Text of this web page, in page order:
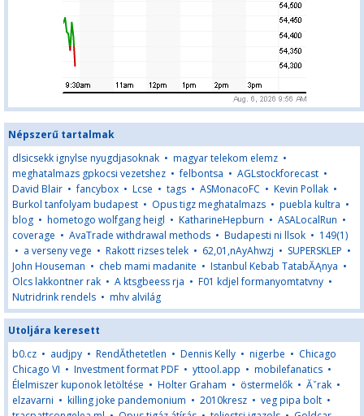
Népszerű tartalmak
dlsicsekk ignylse nyugdjasoknak • magyar telekom elemz •
meghatalmazs gpkocsi vezetshez •felbontsa • AGLstockforecast •
David Blair •fancybox • Lcse • tags • ASMonacoFC • Kevin Pollak •
Burkol tanfolyam budapest • Opus tigz meghatalmazs • puebla kultra •
blog • hometogo wolfgang heigl • KatharineHepburn • ASALocalRun •
coverage • AvaTrade withdrawal methods • Budapesti ni llsok • 149(1)
• a verseny vege • Rakott rizses telek • 62,01,nAyAhwzj • SUPERSKLEP •
John Houseman • cheb mami madanite • Istanbul Kebab TatabĂĄnya •
Olcs lakkontner rak • A ktsgbeess rja • F01 kdjel formanyomtatvny •
Nutridrink rendels • mhv alvilág
Utoljára keresett
b0.cz • audjpy • RendĂ­thetetlen • Dennis Kelly • nigerbe • Chicago
Chicago VI • Investment format PDF • yttool.app • mobilefanatics •
Élelmiszer kuponok letöltése • Holter Graham • östermelők • Ăˇrak •
elzavarni • killing joke pandemonium • 2010kresz • veg pipa bolt •